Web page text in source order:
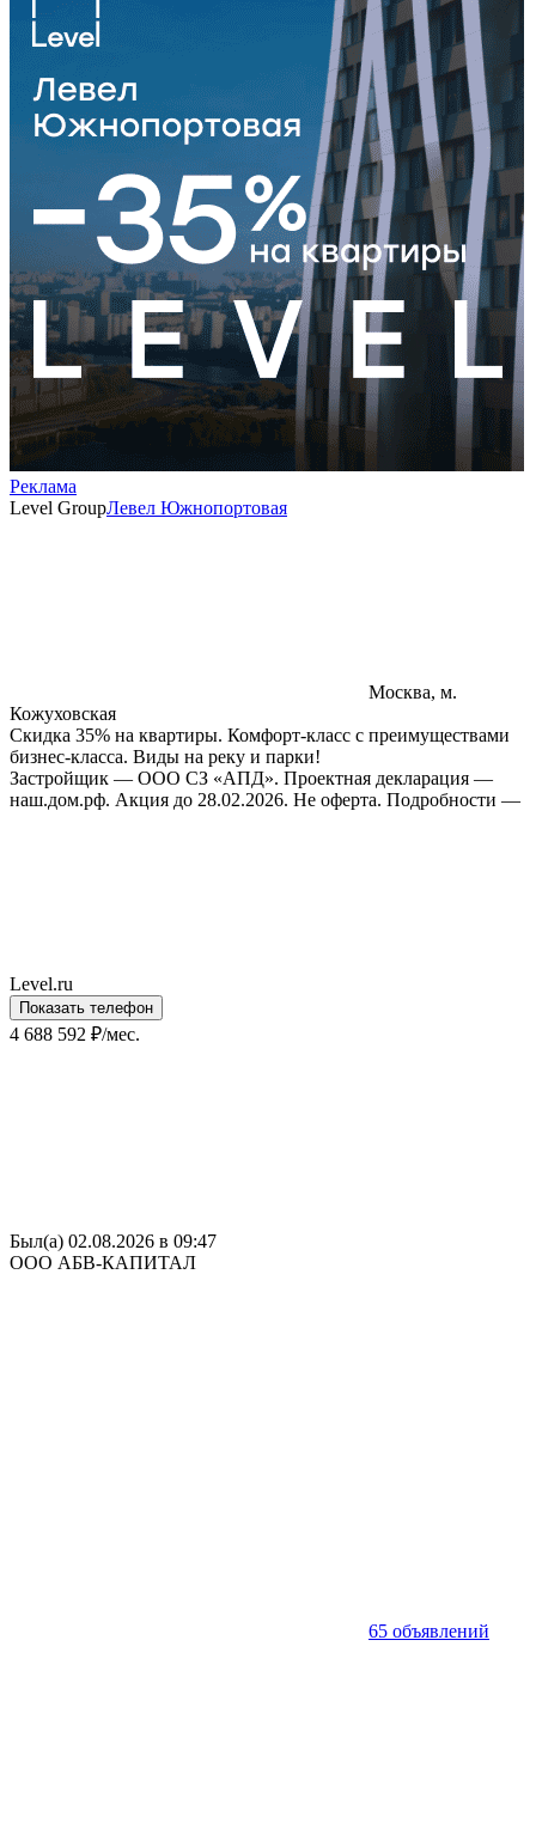
Реклама
Level GroupЛевел Южнопортовая
Москва, м.
Кожуховская
Скидка 35% на квартиры. Комфорт-класс с преимуществами
бизнес-класса. Виды на реку и парки!
Застройщик — ООО СЗ «АПД». Проектная декларация —
наш.дом.рф. Акция до 28.02.2026. Не оферта. Подробности —
Level.ru
Показать телефон
4 688 592 ₽/мес.
Был(а) 02.08.2026 в 09:47
ООО АБВ-КАПИТАЛ
65 объявлений